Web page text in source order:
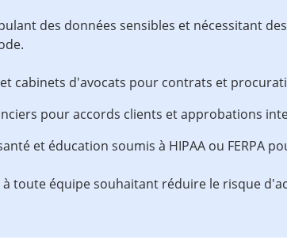
des données sensibles et nécessitant
cabinets d'avocats pour contrats et
pour accords clients et approbations
et éducation soumis à HIPAA ou FERPA
à toute équipe souhaitant réduire le risque